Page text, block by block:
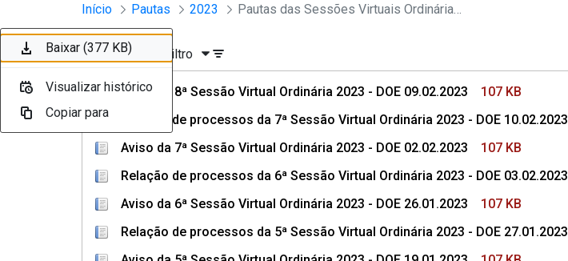
Pular para o Conteúdo principal
Sessões e Reuniões - Documentos Conselho Superior
Início Pautas 2023 Pautas das Sessões Virtuais Ordinárias do CSMP
Ordenar Filtro
Aviso da 8ª Sessão Virtual Ordinária 2023 - DOE 09.02.2023
107 KB
Relação de processos da 7ª Sessão Virtual Ordinária 2023 - DOE 10.02.2023
Aviso da 7ª Sessão Virtual Ordinária 2023 - DOE 02.02.2023
107 KB
Relação de processos da 6ª Sessão Virtual Ordinária 2023 - DOE 03.02.2023
Aviso da 6ª Sessão Virtual Ordinária 2023 - DOE 26.01.2023
107 KB
Relação de processos da 5ª Sessão Virtual Ordinária 2023 - DOE 27.01.2023
Baixar (107 KB)
Visualizar histórico
Copiar para
Baixar (423 KB)
Visualizar histórico
Copiar para
Baixar (107 KB)
Visualizar histórico
Copiar para
Baixar (395 KB)
Visualizar histórico
Copiar para
Baixar (107 KB)
Visualizar histórico
Copiar para
Baixar (426 KB)
Visualizar histórico
Copiar para
Baixar (107 KB)
Visualizar histórico
Copiar para
Baixar (377 KB)
Visualizar histórico
Copiar para